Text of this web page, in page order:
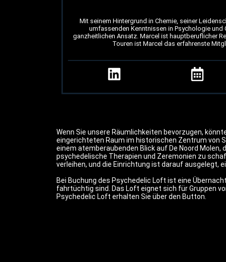
Mit seinem Hintergrund in Chemie, seiner
umfassenden Kenntnissen in Psychologie und
ganzheitlichen Ansatz. Marcel ist hauptberuflicher
Touren ist Marcel das erfahrenste
Wenn Sie unsere Räumlichkeiten bevorzugen,
eingerichteten Raum im historischen Zentrum von
einem atemberaubenden Blick auf De Noord
psychedelische Therapien und Zeremonien zu
verleihen, und die Einrichtung ist darauf ausgelegt,
Bei Buchung des Psychedelic Loft ist eine
fahrtüchtig sind. Das Loft eignet sich für Gruppen
Psychedelic Loft erhalten Sie über den Button.